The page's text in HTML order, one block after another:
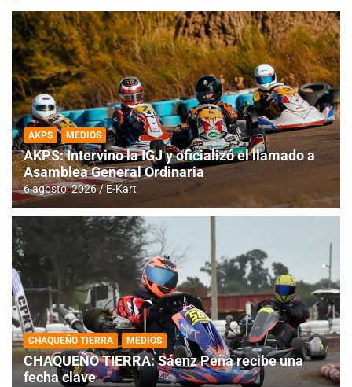
AKPS MEDIOS
AKPS: Intervino la IGJ y oficializó el llamado a
Asamblea General Ordinaria
6 agosto, 2026 E-Kart
CHAQUEÑO TIERRA MEDIOS
CHAQUEÑO TIERRA: Sáenz Peña recibe una
fecha clave